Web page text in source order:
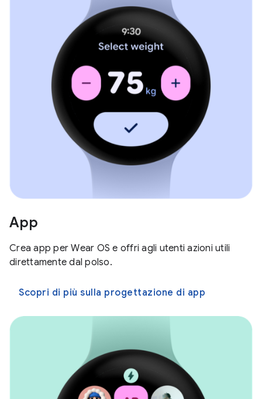
App
Crea app per Wear OS e offri agli utenti azioni utili
direttamente dal polso.
Scopri di più sulla progettazione di app